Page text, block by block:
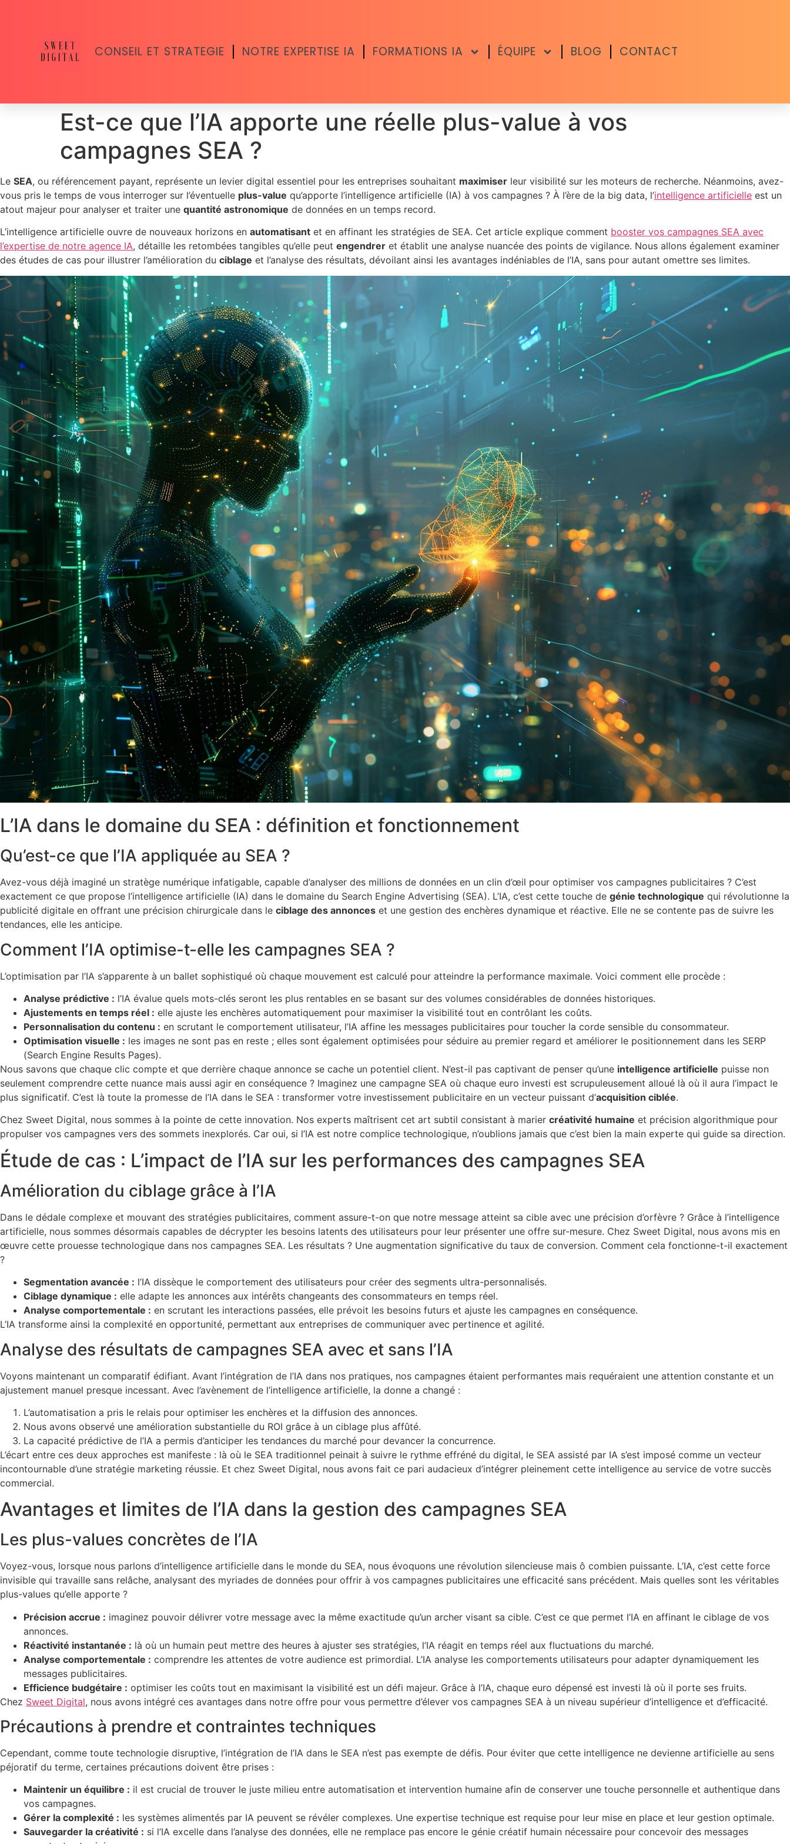
CONSEIL ET STRATEGIE NOTRE EXPERTISE IA FORMATIONS IA ÉQUIPE BLOG CONTACT
Est-ce que l’IA apporte une réelle plus-value à vos
campagnes SEA ?
Le SEA, ou référencement payant, représente un levier digital essentiel pour les entreprises souhaitant maximiser leur visibilité sur les moteurs de recherche. Néanmoins, avez-
vous pris le temps de vous interroger sur l’éventuelle plus-value qu’apporte l’intelligence artificielle (IA) à vos campagnes ? À l’ère de la big data, l’intelligence artificielle est un
atout majeur pour analyser et traiter une quantité astronomique de données en un temps record.
L’intelligence artificielle ouvre de nouveaux horizons en automatisant et en affinant les stratégies de SEA. Cet article explique comment booster vos campagnes SEA avec
l’expertise de notre agence IA, détaille les retombées tangibles qu’elle peut engendrer et établit une analyse nuancée des points de vigilance. Nous allons également examiner
des études de cas pour illustrer l’amélioration du ciblage et l’analyse des résultats, dévoilant ainsi les avantages indéniables de l’IA, sans pour autant omettre ses limites.
L’IA dans le domaine du SEA : définition et fonctionnement
Qu’est-ce que l’IA appliquée au SEA ?
Avez-vous déjà imaginé un stratège numérique infatigable, capable d’analyser des millions de données en un clin d’œil pour optimiser vos campagnes publicitaires ? C’est
exactement ce que propose l’intelligence artificielle (IA) dans le domaine du Search Engine Advertising (SEA). L’IA, c’est cette touche de génie technologique qui révolutionne la
publicité digitale en offrant une précision chirurgicale dans le ciblage des annonces et une gestion des enchères dynamique et réactive. Elle ne se contente pas de suivre les
tendances, elle les anticipe.
Comment l’IA optimise-t-elle les campagnes SEA ?
L’optimisation par l’IA s’apparente à un ballet sophistiqué où chaque mouvement est calculé pour atteindre la performance maximale. Voici comment elle procède :
Analyse prédictive : l’IA évalue quels mots-clés seront les plus rentables en se basant sur des volumes considérables de données historiques.
Ajustements en temps réel : elle ajuste les enchères automatiquement pour maximiser la visibilité tout en contrôlant les coûts.
Personnalisation du contenu : en scrutant le comportement utilisateur, l’IA affine les messages publicitaires pour toucher la corde sensible du consommateur.
Optimisation visuelle : les images ne sont pas en reste ; elles sont également optimisées pour séduire au premier regard et améliorer le positionnement dans les SERP
(Search Engine Results Pages).
Nous savons que chaque clic compte et que derrière chaque annonce se cache un potentiel client. N’est-il pas captivant de penser qu’une intelligence artificielle puisse non
seulement comprendre cette nuance mais aussi agir en conséquence ? Imaginez une campagne SEA où chaque euro investi est scrupuleusement alloué là où il aura l’impact le
plus significatif. C’est là toute la promesse de l’IA dans le SEA : transformer votre investissement publicitaire en un vecteur puissant d’acquisition ciblée.
Chez Sweet Digital, nous sommes à la pointe de cette innovation. Nos experts maîtrisent cet art subtil consistant à marier créativité humaine et précision algorithmique pour
propulser vos campagnes vers des sommets inexplorés. Car oui, si l’IA est notre complice technologique, n’oublions jamais que c’est bien la main experte qui guide sa direction.
Étude de cas : L’impact de l’IA sur les performances des campagnes SEA
Amélioration du ciblage grâce à l’IA
Dans le dédale complexe et mouvant des stratégies publicitaires, comment assure-t-on que notre message atteint sa cible avec une précision d’orfèvre ? Grâce à l’intelligence
artificielle, nous sommes désormais capables de décrypter les besoins latents des utilisateurs pour leur présenter une offre sur-mesure. Chez Sweet Digital, nous avons mis en
œuvre cette prouesse technologique dans nos campagnes SEA. Les résultats ? Une augmentation significative du taux de conversion. Comment cela fonctionne-t-il exactement
?
Segmentation avancée : l’IA dissèque le comportement des utilisateurs pour créer des segments ultra-personnalisés.
Ciblage dynamique : elle adapte les annonces aux intérêts changeants des consommateurs en temps réel.
Analyse comportementale : en scrutant les interactions passées, elle prévoit les besoins futurs et ajuste les campagnes en conséquence.
L’IA transforme ainsi la complexité en opportunité, permettant aux entreprises de communiquer avec pertinence et agilité.
Analyse des résultats de campagnes SEA avec et sans l’IA
Voyons maintenant un comparatif édifiant. Avant l’intégration de l’IA dans nos pratiques, nos campagnes étaient performantes mais requéraient une attention constante et un
ajustement manuel presque incessant. Avec l’avènement de l’intelligence artificielle, la donne a changé :
L’automatisation a pris le relais pour optimiser les enchères et la diffusion des annonces.
Nous avons observé une amélioration substantielle du ROI grâce à un ciblage plus affûté.
La capacité prédictive de l’IA a permis d’anticiper les tendances du marché pour devancer la concurrence.
L’écart entre ces deux approches est manifeste : là où le SEA traditionnel peinait à suivre le rythme effréné du digital, le SEA assisté par IA s’est imposé comme un vecteur
incontournable d’une stratégie marketing réussie. Et chez Sweet Digital, nous avons fait ce pari audacieux d’intégrer pleinement cette intelligence au service de votre succès
commercial.
Avantages et limites de l’IA dans la gestion des campagnes SEA
Les plus-values concrètes de l’IA
Voyez-vous, lorsque nous parlons d’intelligence artificielle dans le monde du SEA, nous évoquons une révolution silencieuse mais ô combien puissante. L’IA, c’est cette force
invisible qui travaille sans relâche, analysant des myriades de données pour offrir à vos campagnes publicitaires une efficacité sans précédent. Mais quelles sont les véritables
plus-values qu’elle apporte ?
Précision accrue : imaginez pouvoir délivrer votre message avec la même exactitude qu’un archer visant sa cible. C’est ce que permet l’IA en affinant le ciblage de vos
annonces.
Réactivité instantanée : là où un humain peut mettre des heures à ajuster ses stratégies, l’IA réagit en temps réel aux fluctuations du marché.
Analyse comportementale : comprendre les attentes de votre audience est primordial. L’IA analyse les comportements utilisateurs pour adapter dynamiquement les
messages publicitaires.
Efficience budgétaire : optimiser les coûts tout en maximisant la visibilité est un défi majeur. Grâce à l’IA, chaque euro dépensé est investi là où il porte ses fruits.
Chez Sweet Digital, nous avons intégré ces avantages dans notre offre pour vous permettre d’élever vos campagnes SEA à un niveau supérieur d’intelligence et d’efficacité.
Précautions à prendre et contraintes techniques
Cependant, comme toute technologie disruptive, l’intégration de l’IA dans le SEA n’est pas exempte de défis. Pour éviter que cette intelligence ne devienne artificielle au sens
péjoratif du terme, certaines précautions doivent être prises :
Maintenir un équilibre : il est crucial de trouver le juste milieu entre automatisation et intervention humaine afin de conserver une touche personnelle et authentique dans
vos campagnes.
Gérer la complexité : les systèmes alimentés par IA peuvent se révéler complexes. Une expertise technique est requise pour leur mise en place et leur gestion optimale.
Sauvegarder la créativité : si l’IA excelle dans l’analyse des données, elle ne remplace pas encore le génie créatif humain nécessaire pour concevoir des messages